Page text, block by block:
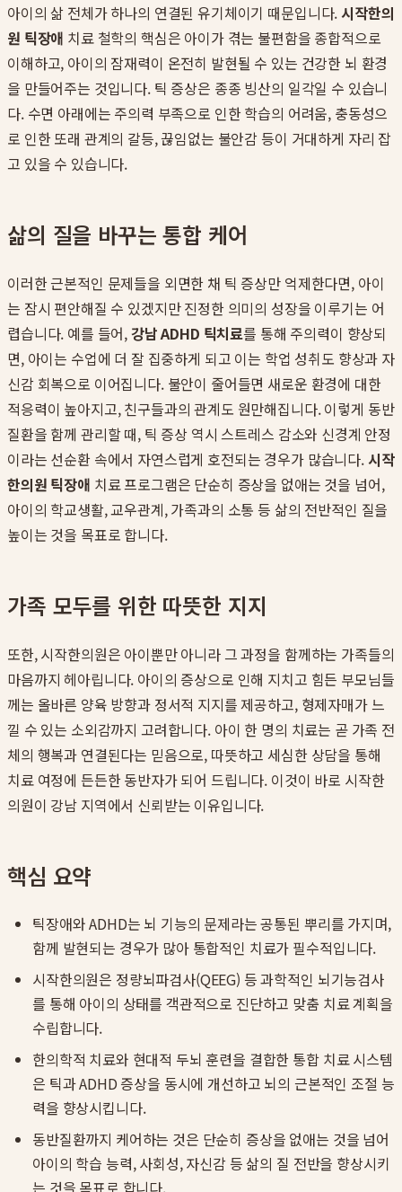
아이의 삶 전체가 하나의 연결된 유기체이기 때문입니다.시작한의
원 틱장애 치료 철학의 핵심은 아이가 겪는 불편함을 종합적으로
이해하고, 아이의 잠재력이 온전히 발현될 수 있는 건강한 뇌 환경
을 만들어주는 것입니다. 틱 증상은 종종 빙산의 일각일 수 있습니
다. 수면 아래에는 주의력 부족으로 인한 학습의 어려움, 충동성으
로 인한 또래 관계의 갈등, 끊임없는 불안감 등이 거대하게 자리 잡
고 있을 수 있습니다.
삶의 질을 바꾸는 통합 케어
이러한 근본적인 문제들을 외면한 채 틱 증상만 억제한다면, 아이
는 잠시 편안해질 수 있겠지만 진정한 의미의 성장을 이루기는 어
렵습니다. 예를 들어, 강남 ADHD 틱치료를 통해 주의력이 향상되
면, 아이는 수업에 더 잘 집중하게 되고 이는 학업 성취도 향상과 자
신감 회복으로 이어집니다. 불안이 줄어들면 새로운 환경에 대한
적응력이 높아지고, 친구들과의 관계도 원만해집니다. 이렇게 동반
질환을 함께 관리할 때, 틱 증상 역시 스트레스 감소와 신경계 안정
이라는 선순환 속에서 자연스럽게 호전되는 경우가 많습니다.시작
한의원 틱장애 치료 프로그램은 단순히 증상을 없애는 것을 넘어,
아이의 학교생활, 교우관계, 가족과의 소통 등 삶의 전반적인 질을
높이는 것을 목표로 합니다.
가족 모두를 위한 따뜻한 지지
또한, 시작한의원은 아이뿐만 아니라 그 과정을 함께하는 가족들의
마음까지 헤아립니다. 아이의 증상으로 인해 지치고 힘든 부모님들
께는 올바른 양육 방향과 정서적 지지를 제공하고, 형제자매가 느
낄 수 있는 소외감까지 고려합니다. 아이 한 명의 치료는 곧 가족 전
체의 행복과 연결된다는 믿음으로, 따뜻하고 세심한 상담을 통해
치료 여정에 든든한 동반자가 되어 드립니다. 이것이 바로 시작한
의원이 강남 지역에서 신뢰받는 이유입니다.
핵심 요약
틱장애와 ADHD는 뇌 기능의 문제라는 공통된 뿌리를 가지며,
함께 발현되는 경우가 많아 통합적인 치료가 필수적입니다.
시작한의원은 정량뇌파검사(QEEG) 등 과학적인 뇌기능검사
를 통해 아이의 상태를 객관적으로 진단하고 맞춤 치료 계획을
수립합니다.
한의학적 치료와 현대적 두뇌 훈련을 결합한 통합 치료 시스템
은 틱과 ADHD 증상을 동시에 개선하고 뇌의 근본적인 조절 능
력을 향상시킵니다.
동반질환까지 케어하는 것은 단순히 증상을 없애는 것을 넘어
아이의 학습 능력, 사회성, 자신감 등 삶의 질 전반을 향상시키
는 것을 목표로 합니다.